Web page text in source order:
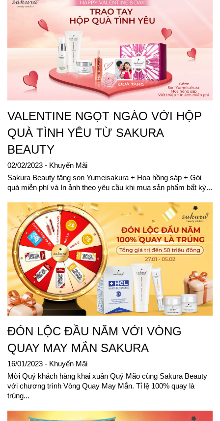
VALENTINE NGỌT NGÀO VỚI HỘP
QUÀ TÌNH YÊU TỪ SAKURA
BEAUTY
02/02/2023 - Khuyến Mãi
Sakura Beauty tặng son Yumeisakura + Hoa hồng sáp + Gói
quà miễn phí và In ảnh theo yêu cầu khi mua sản phẩm bất kỳ...
ĐÓN LỘC ĐẦU NĂM VỚI VÒNG
QUAY MAY MẮN SAKURA
16/01/2023 - Khuyến Mãi
Mời Quý khách hàng khai xuân Quý Mão cùng Sakura Beauty
với chương trình Vòng Quay May Mắn. Tỉ lệ 100% quay là
trúng...